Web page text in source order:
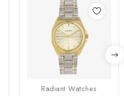
Radiant Watches